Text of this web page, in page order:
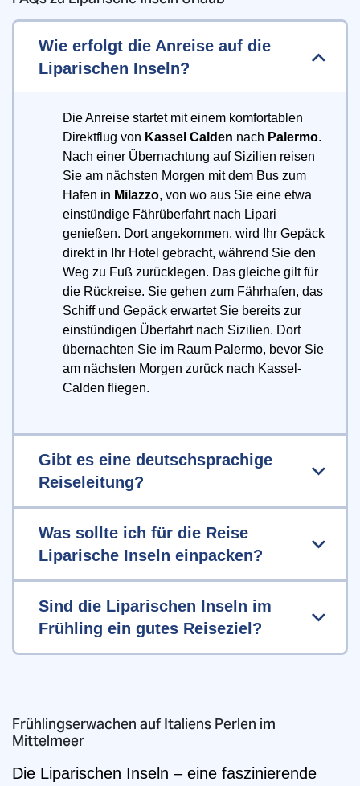
Wie erfolgt die Anreise auf die
Liparischen Inseln?
Die Anreise startet mit einem komfortablen
Direktflug von Kassel Calden nach Palermo.
Nach einer Übernachtung auf Sizilien reisen
Sie am nächsten Morgen mit dem Bus zum
Hafen in Milazzo, von wo aus Sie eine etwa
einstündige Fährüberfahrt nach Lipari
genießen. Dort angekommen, wird Ihr Gepäck
direkt in Ihr Hotel gebracht, während Sie den
Weg zu Fuß zurücklegen. Das gleiche gilt für
die Rückreise. Sie gehen zum Fährhafen, das
Schiff und Gepäck erwartet Sie bereits zur
einstündigen Überfahrt nach Sizilien. Dort
übernachten Sie im Raum Palermo, bevor Sie
am nächsten Morgen zurück nach Kassel-
Calden fliegen.
Gibt es eine deutschsprachige
Reiseleitung?
Was sollte ich für die Reise
Liparische Inseln einpacken?
Sind die Liparischen Inseln im
Frühling ein gutes Reiseziel?
Frühlingserwachen auf Italiens Perlen im
Mittelmeer
Die Liparischen Inseln – eine faszinierende